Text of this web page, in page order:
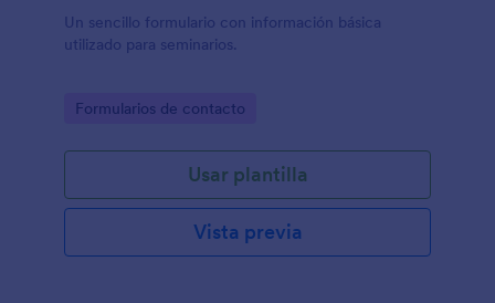
Un sencillo formulario con información básica
utilizado para seminarios.
Go to Category:
Formularios de contacto
Usar plantilla
Vista previa